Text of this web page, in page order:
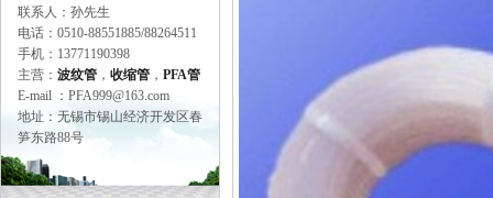
联系人：孙先生
电话：0510-88551885/88264511
手机：13771190398
主营： 波纹管 ， 收缩管 ， PFA管
E-mail ：PFA999@163.com
地址：无锡市锡山经济开发区春
笋东路88号